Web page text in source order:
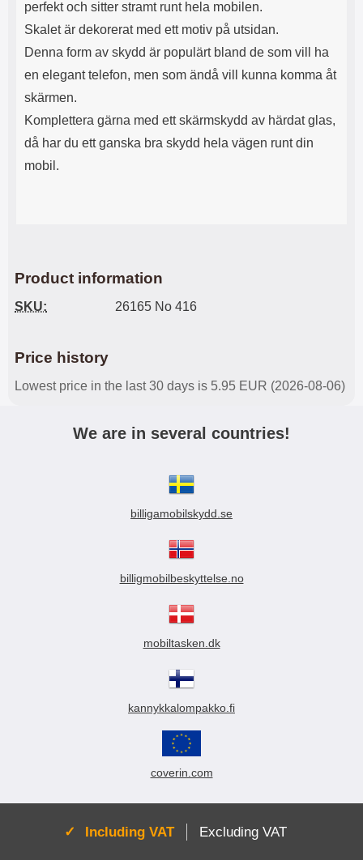
perfekt och sitter stramt runt hela mobilen.
Skalet är dekorerat med ett motiv på utsidan.
Denna form av skydd är populärt bland de som vill ha
en elegant telefon, men som ändå vill kunna komma åt
skärmen.
Komplettera gärna med ett skärmskydd av härdat glas,
då har du ett ganska bra skydd hela vägen runt din
mobil.
Product information
SKU: 26165 No 416
Price history
Lowest price in the last 30 days is 5.95 EUR (2026-08-06)
We are in several countries!
billigamobilskydd.se
billigmobilbeskyttelse.no
mobiltasken.dk
kannykkalompakko.fi
coverin.com
Active:
Including VAT Excluding VAT